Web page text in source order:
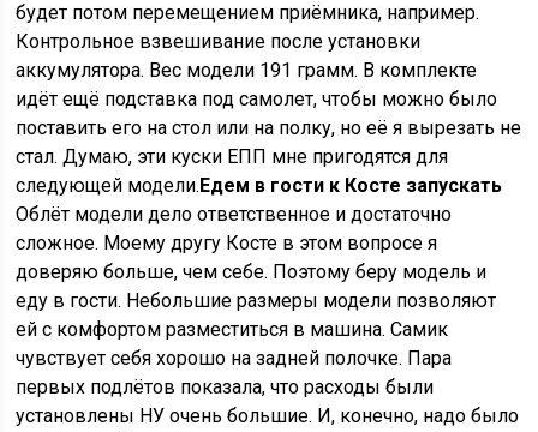
будет потом перемещением приёмника, например.
Контрольное взвешивание после установки
аккумулятора. Вес модели 191 грамм. В комплекте
идёт ещё подставка под самолет, чтобы можно было
поставить его на стол или на полку, но её я вырезать не
стал. Думаю, эти куски ЕПП мне пригодятся для
следующей модели.Едем в гости к Косте запускать
Облёт модели дело ответственное и достаточно
сложное. Моему другу Косте в этом вопросе я
доверяю больше, чем себе. Поэтому беру модель и
еду в гости. Небольшие размеры модели позволяют
ей с комфортом разместиться в машина. Самик
чувствует себя хорошо на задней полочке. Пара
первых подлётов показала, что расходы были
установлены НУ очень большие. И, конечно, надо было